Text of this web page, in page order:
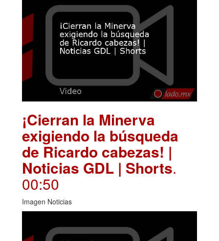
¡Cierran la Minerva
exigiendo la búsqueda
de Ricardo cabezas! |
Noticias GDL | Shorts.
00:50
Imagen Noticias